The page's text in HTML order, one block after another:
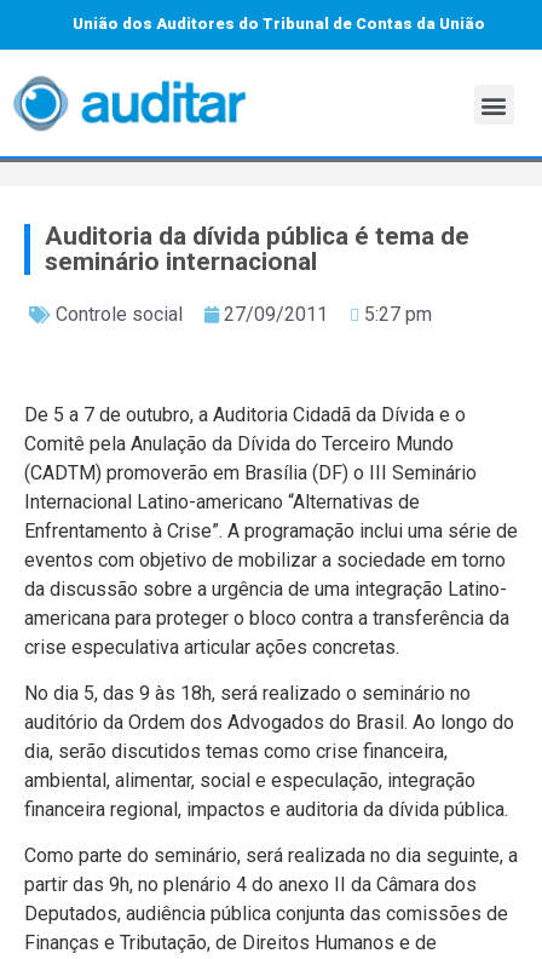
União dos Auditores do Tribunal de Contas da União
Auditoria da dívida pública é tema de
seminário internacional
Controle social 27/09/2011 5:27 pm
De 5 a 7 de outubro, a Auditoria Cidadã da Dívida e o
Comitê pela Anulação da Dívida do Terceiro Mundo
(CADTM) promoverão em Brasília (DF) o III Seminário
Internacional Latino-americano “Alternativas de
Enfrentamento à Crise”. A programação inclui uma série de
eventos com objetivo de mobilizar a sociedade em torno
da discussão sobre a urgência de uma integração Latino-
americana para proteger o bloco contra a transferência da
crise especulativa articular ações concretas.
No dia 5, das 9 às 18h, será realizado o seminário no
auditório da Ordem dos Advogados do Brasil. Ao longo do
dia, serão discutidos temas como crise financeira,
ambiental, alimentar, social e especulação, integração
financeira regional, impactos e auditoria da dívida pública.
Como parte do seminário, será realizada no dia seguinte, a
partir das 9h, no plenário 4 do anexo II da Câmara dos
Deputados, audiência pública conjunta das comissões de
Finanças e Tributação, de Direitos Humanos e de